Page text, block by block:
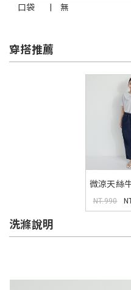
口袋
無
穿搭推薦
微涼天絲
褲
NT.990
洗滌說明